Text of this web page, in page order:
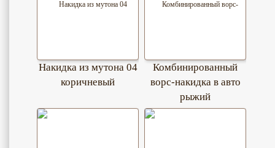
Накидка из мутона 04
коричневый
Комбинированный
ворс-накидка в авто
рыжий